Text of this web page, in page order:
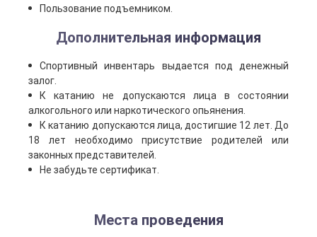
Пользование подъемником.
Дополнительная информация
Спортивный инвентарь выдается под денежный
залог.
К катанию не допускаются лица в состоянии
алкогольного или наркотического опьянения.
К катанию допускаются лица, достигшие 12 лет. До
18 лет необходимо присутствие родителей или
законных представителей.
Не забудьте сертификат.
Места проведения